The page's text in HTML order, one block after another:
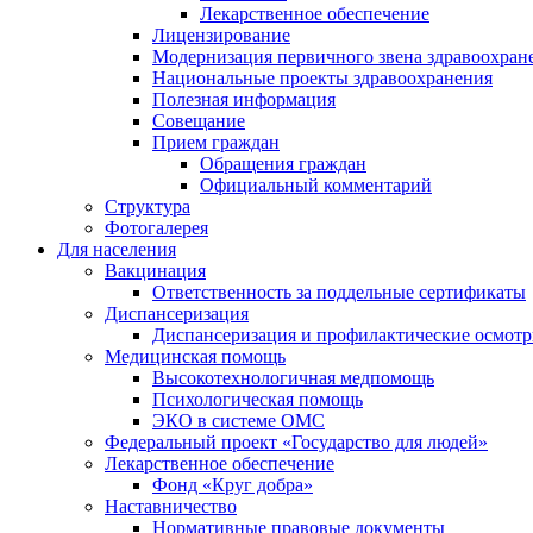
Лекарственное обеспечение
Лицензирование
Модернизация первичного звена
Национальные проекты здравоохранения
Полезная информация
Совещание
Прием граждан
Обращения граждан
Официальный комментарий
Структура
Фотогалерея
Для населения
Вакцинация
Ответственность за поддельные сертификаты
Диспансеризация
Диспансеризация и профилактические
Медицинская помощь
Высокотехнологичная медпомощь
Психологическая помощь
ЭКО в системе ОМС
Федеральный проект «Государство для людей»
Лекарственное обеспечение
Фонд «Круг добра»
Наставничество
Нормативные правовые документы